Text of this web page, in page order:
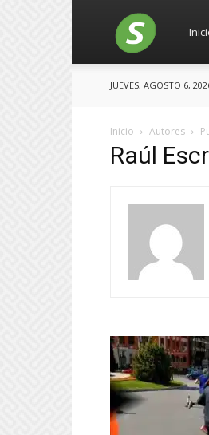
Salces
JUEVES, AGOSTO 6,
Inicio Autores
Raúl